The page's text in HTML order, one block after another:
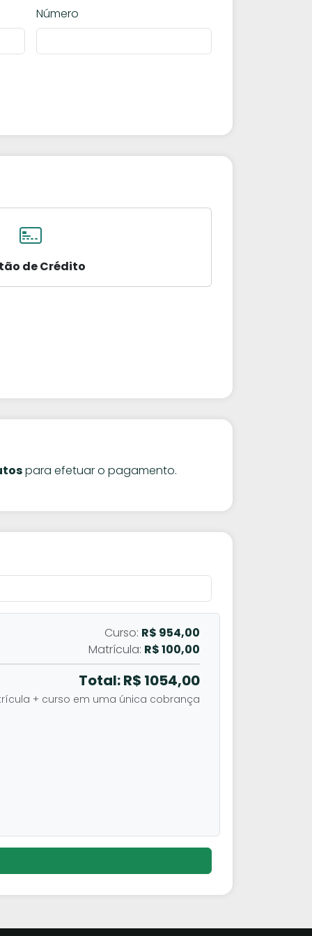
Número
de Crédito
para efetuar o pagamento.
Curso: R$ 954,00
Matrícula: R$ 100,00
Total: R$ 1054,00
+ curso em uma única cobrança